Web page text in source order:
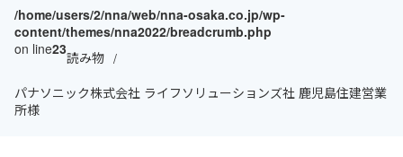
/home/users/2/nna/web/nna-osaka.co.jp/wp-
content/themes/nna2022/breadcrumb.php
on line23読み物
パナソニック株式会社 ライフソリューションズ社 鹿児島住建営業
所様